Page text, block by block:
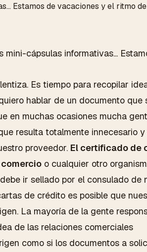
Estamos de vacaciones y el
mini-cápsulas informativas...
Es tiempo para recopilar
hablar de un documento que
en muchas ocasiones mucha
resulta totalmente innecesario y
proveedor. El certificado de
o cualquier otro
ir sellado por el consulado de
de crédito es posible que
La mayoría de la gente
de las relaciones comerciales
como si los documentos a